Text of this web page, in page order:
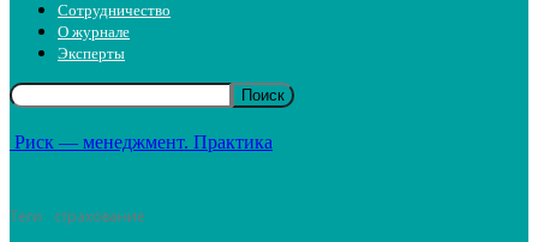
Сотрудничество
О журнале
Эксперты
Риск — менеджмент. Практика
Теги страхование